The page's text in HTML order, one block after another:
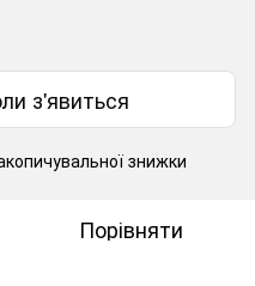
з'явиться
знижки
Порівняти